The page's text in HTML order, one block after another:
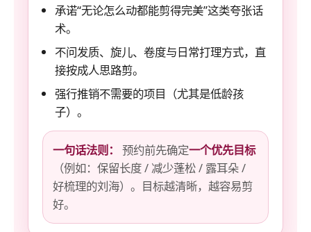
承诺“无论怎么动都能剪得完美”这类夸张话
术。
不问发质、旋儿、卷度与日常打理方式，直
接按成人思路剪。
强行推销不需要的项目（尤其是低龄孩
子）。
一句话法则： 预约前先确定一个优先目标
（例如：保留长度 / 减少蓬松 / 露耳朵 /
好梳理的刘海）。目标越清晰，越容易剪
好。